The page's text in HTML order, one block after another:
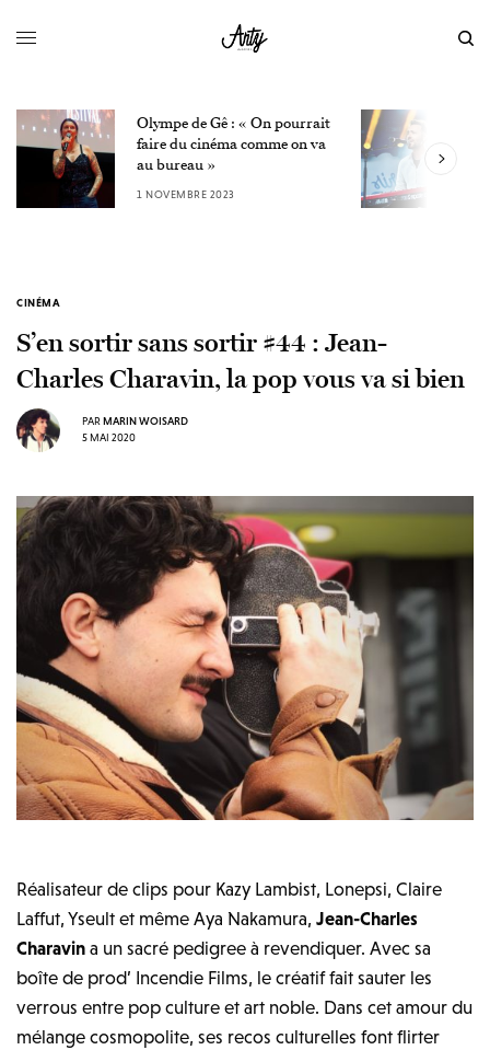
Olympe de Gê : « On pourrait
faire du cinéma comme on va
au bureau »
1 NOVEMBRE 2023
CINÉMA
S’en sortir sans sortir #44 : Jean-
Charles Charavin, la pop vous va si bien
PAR MARIN WOISARD
5 MAI 2020
Réalisateur de clips pour Kazy Lambist, Lonepsi, Claire
Laffut, Yseult et même Aya Nakamura,Jean-Charles
Charavin a un sacré pedigree à revendiquer. Avec sa
boîte de prod’ Incendie Films, le créatif fait sauter les
verrous entre pop culture et art noble. Dans cet amour du
mélange cosmopolite, ses recos culturelles font flirter